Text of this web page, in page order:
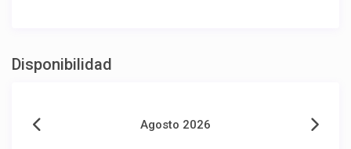
Disponibilidad
Agosto 2026